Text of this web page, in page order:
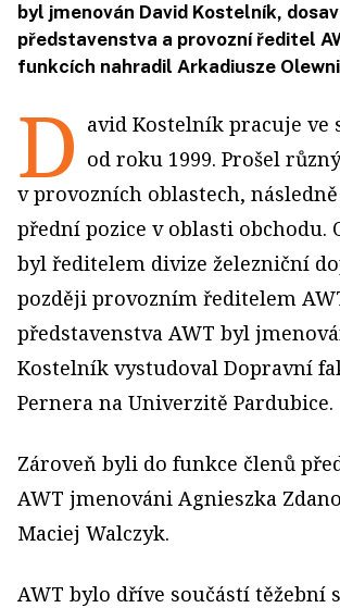
byl jmenován David Kostelník,
představenstva a provozní ředitel
funkcích nahradil Arkadiusze
D avid Kostelník pracuje ve
od roku 1999. Prošel
v provozních oblastech,
přední pozice v oblasti obchodu.
byl ředitelem divize železniční
později provozním ředitelem
představenstva AWT byl
Kostelník vystudoval Dopravní
Pernera na Univerzitě Pardubice.
Zároveň byli do funkce členů
AWT jmenováni Agnieszka
Maciej Walczyk.
AWT bylo dříve součástí těžební